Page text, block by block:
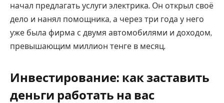
начал предлагать услуги электрика. Он открыл своё
дело и нанял помощника, а через три года у него
уже была фирма с двумя автомобилями и доходом,
превышающим миллион тенге в месяц.
Инвестирование: как заставить
деньги работать на вас